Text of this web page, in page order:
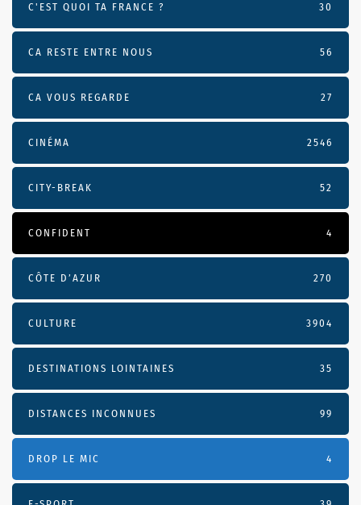
C'EST QUOI TA FRANCE ? 30
CA RESTE ENTRE NOUS 56
CA VOUS REGARDE 27
CINÉMA 2546
CITY-BREAK 52
CONFIDENT 4
CÔTE D’AZUR 270
CULTURE 3904
DESTINATIONS LOINTAINES 35
DISTANCES INCONNUES 99
DROP LE MIC 4